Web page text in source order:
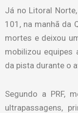
Já no Litoral
101, na manhã da
mortes e deixou
mobilizou equipes
da pista durante o
Segundo a PRF,
ultrapassagens,